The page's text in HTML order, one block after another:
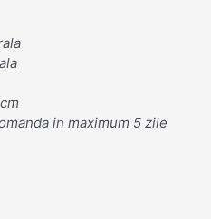
in maximum 5 zile